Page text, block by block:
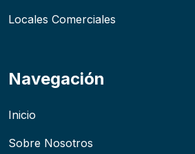
Locales Comerciales
Navegación
Inicio
Sobre Nosotros